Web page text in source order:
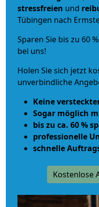
stressfreien und
Tübingen nach
Sparen Sie bis zu 60
bei uns!
Holen Sie sich jetzt
unverbindliche
Keine
Sogar möglich
bis zu ca. 60 %
professionelle
schnelle
Kostenlose